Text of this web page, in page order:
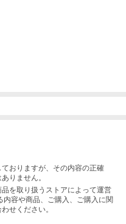
おりますが、その内容の正確
りません。
品を取り扱うストアによって運営
内容や商品、ご購入 、ご購入に関
せください。